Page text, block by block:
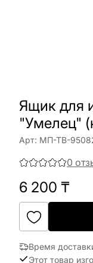
Ящик для
"Умелец"
Арт: МП-ТВ-
0
6 200 ₸
Время
Этот товар